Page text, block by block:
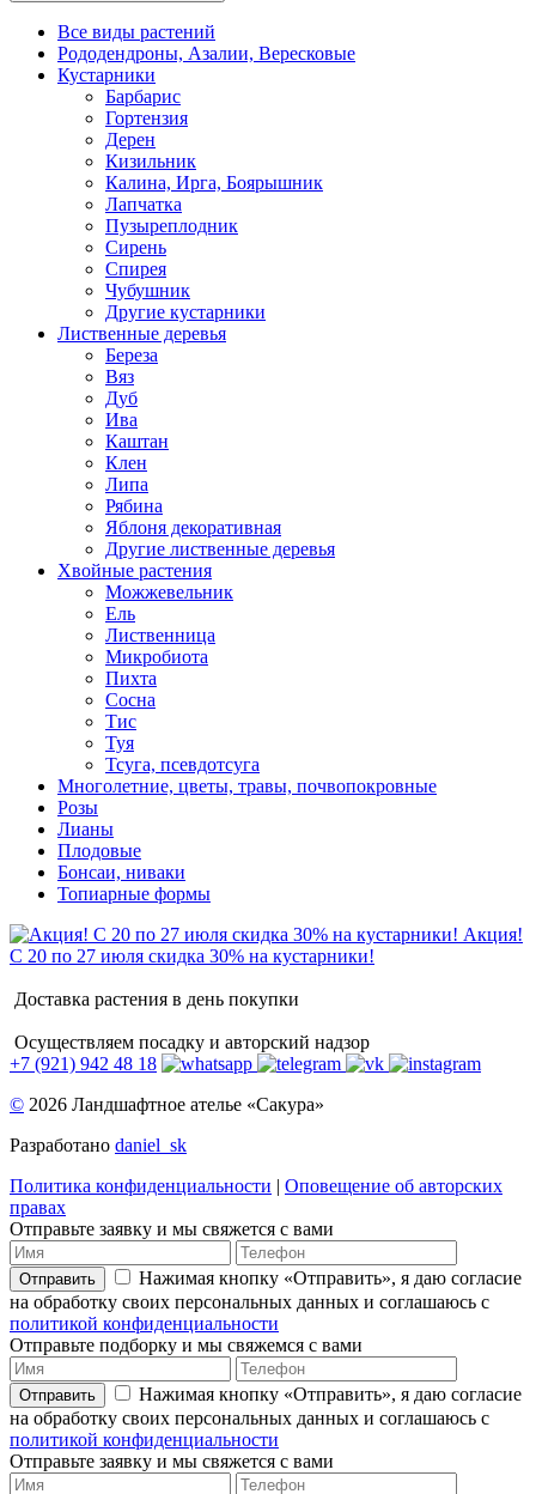
Все виды растений
Рододендроны, Азалии, Вересковые
Кустарники
Барбарис
Гортензия
Дерен
Кизильник
Калина, Ирга, Боярышник
Лапчатка
Пузыреплодник
Сирень
Спирея
Чубушник
Другие кустарники
Лиственные деревья
Береза
Вяз
Дуб
Ива
Каштан
Клен
Липа
Рябина
Яблоня декоративная
Другие лиственные деревья
Хвойные растения
Можжевельник
Ель
Лиственница
Микробиота
Пихта
Сосна
Тис
Туя
Тсуга, псевдотсуга
Многолетние, цветы, травы, почвопокровные
Розы
Лианы
Плодовые
Бонсаи, ниваки
Топиарные формы
Акция!
С 20 по 27 июля скидка 30% на кустарники!
Доставка растения в день покупки
Осуществляем посадку и авторский надзор
+7 (921) 942 48 18
© 2026 Ландшафтное ателье «Сакура»
Разработано daniel_sk
Политика конфиденциальности | Оповещение об авторских
правах
Отправьте заявку и мы свяжется с вами
Отправить
Нажимая кнопку «Отправить», я даю согласие
на обработку своих персональных данных и соглашаюсь с
политикой конфиденциальности
Отправьте подборку и мы свяжемся с вами
Отправить
Нажимая кнопку «Отправить», я даю согласие
на обработку своих персональных данных и соглашаюсь с
политикой конфиденциальности
Отправьте заявку и мы свяжется с вами